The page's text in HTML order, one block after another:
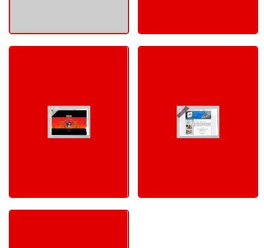
ПОРТФОЛИО - СОЗДАНИЕ
ПОРТФОЛИО - СОЗДАНИЕ